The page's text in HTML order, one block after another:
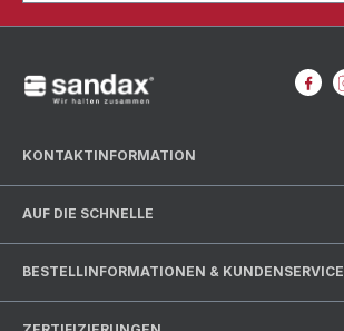
KONTAKTINFORMATION
AUF DIE SCHNELLE
BESTELLINFORMATIONEN & KUNDENSERVICE